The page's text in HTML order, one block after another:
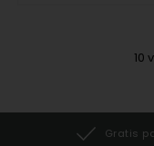
10
Gratis